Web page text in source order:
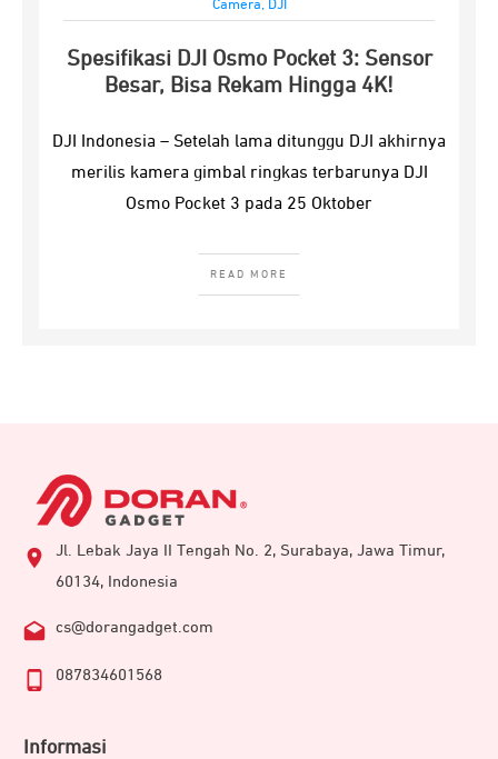
Camera, DJI
Spesifikasi DJI Osmo Pocket 3: Sensor
Besar, Bisa Rekam Hingga 4K!
DJI Indonesia – Setelah lama ditunggu DJI akhirnya
merilis kamera gimbal ringkas terbarunya DJI
Osmo Pocket 3 pada 25 Oktober
READ MORE
Jl. Lebak Jaya II Tengah No. 2, Surabaya, Jawa Timur,
60134, Indonesia
cs@dorangadget.com
087834601568
Informasi